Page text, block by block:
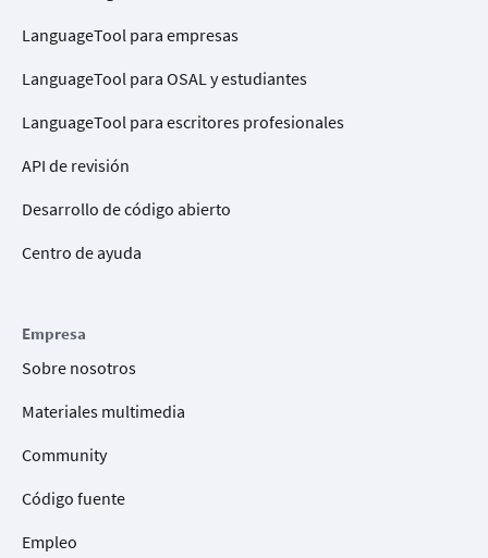
LanguageTool para empresas
LanguageTool para OSAL y estudiantes
LanguageTool para escritores profesionales
API de revisión
Desarrollo de código abierto
Centro de ayuda
Empresa
Sobre nosotros
Materiales multimedia
Community
Código fuente
Empleo